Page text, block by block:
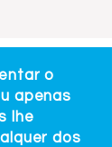
o
apenas
lhe
dos